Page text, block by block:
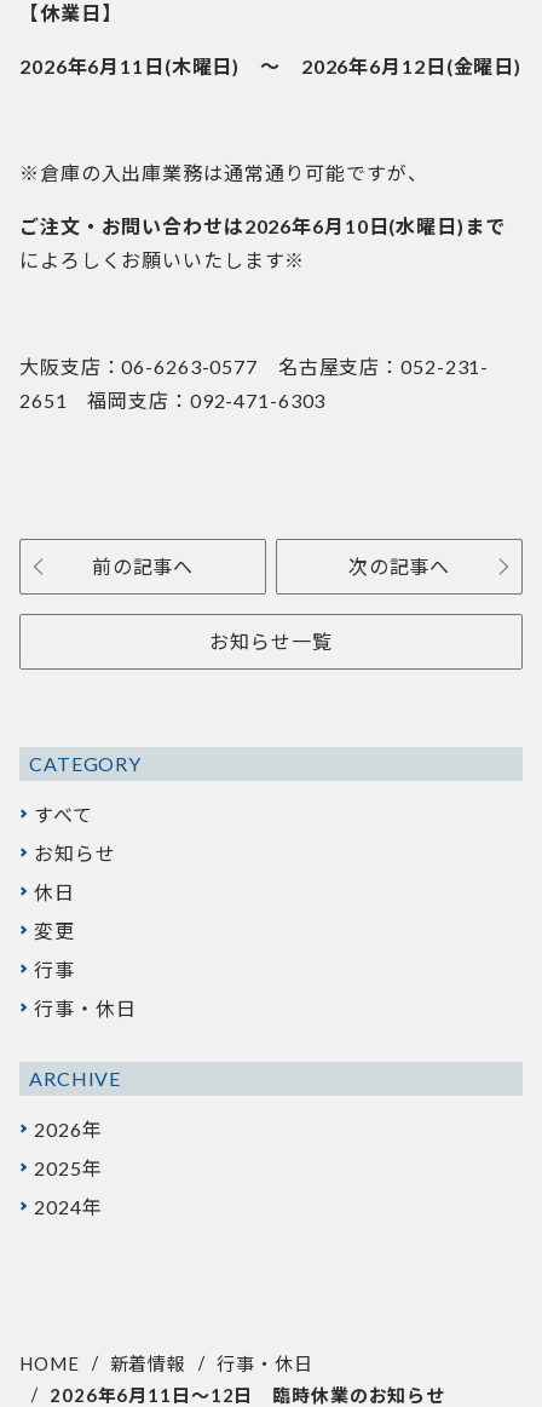
【休業日】
2026年6月11日(木曜日) ～ 2026年6月12日(金曜日)
※倉庫の入出庫業務は通常通り可能ですが、
ご注文・お問い合わせは2026年6月10日(水曜日)まで
によろしくお願いいたします※
大阪支店：06-6263-0577 名古屋支店：052-231-
2651 福岡支店：092-471-6303
前の記事へ
お知らせ一覧
次の記事へ
CATEGORY
すべて
お知らせ
休日
変更
行事
行事・休日
ARCHIVE
2026年
2025年
2024年
HOME 新着情報
行事・休日
2026年6月11日～12日 臨時休業のお知らせ